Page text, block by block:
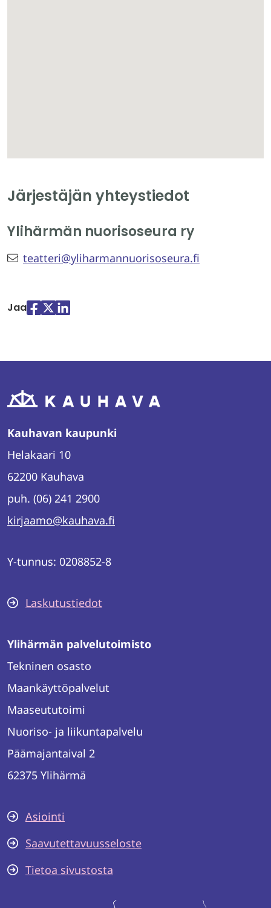
Järjestäjän yhteystiedot
Ylihärmän nuorisoseura ry
teatteri@yliharmannuorisoseura.fi
Jaa
"Facebook"
"X""LinkedIn"
Kauhavan kaupunki
Helakaari 10
62200 Kauhava
puh. (06) 241 2900
kirjaamo@kauhava.fi
Y-tunnus: 0208852-8
Laskutustiedot
Ylihärmän palvelutoimisto
Tekninen osasto
Maankäyttöpalvelut
Maaseututoimi
Nuoriso- ja liikuntapalvelu
Päämajantaival 2
62375 Ylihärmä
Asiointi
Saavutettavuusseloste
Tietoa sivustosta